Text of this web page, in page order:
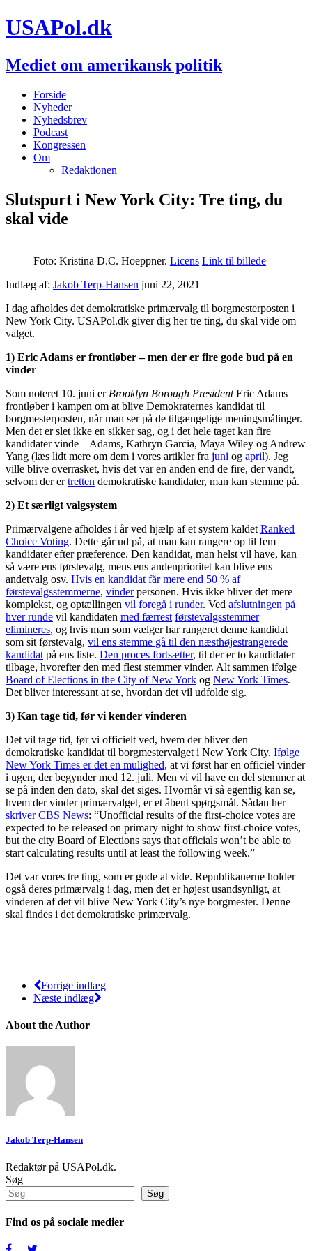
USAPol.dk
Mediet om amerikansk politik
Forside
Nyheder
Nyhedsbrev
Podcast
Kongressen
Om
Redaktionen
Slutspurt i New York City: Tre ting, du
skal vide
Foto: Kristina D.C. Hoeppner. Licens Link til billede
Indlæg af: Jakob Terp-Hansen juni 22, 2021
I dag afholdes det demokratiske primærvalg til borgmesterposten i
New York City. USAPol.dk giver dig her tre ting, du skal vide om
valget.
1) Eric Adams er frontløber – men der er fire gode bud på en
vinder
Som noteret 10. juni er Brooklyn Borough PresidentEric Adams
frontløber i kampen om at blive Demokraternes kandidat til
borgmesterposten, når man ser på de tilgængelige meningsmålinger.
Men det er slet ikke en sikker sag, og i det hele taget kan fire
kandidater vinde – Adams, Kathryn Garcia, Maya Wiley og Andrew
Yang (læs lidt mere om dem i vores artikler fra juni og april). Jeg
ville blive overrasket, hvis det var en anden end de fire, der vandt,
selvom der ertretten demokratiske kandidater, man kan stemme på.
2) Et særligt valgsystem
Primærvalgene afholdes i år ved hjælp af et system kaldet Ranked
Choice Voting. Dette går ud på, at man kan rangere op til fem
kandidater efter præference. Den kandidat, man helst vil have, kan
så være ens førstevalg, mens ens andenprioritet kan blive ens
andetvalg osv. Hvis en kandidat får mere end 50 % af
førstevalgsstemmerne, vinderpersonen. Hvis ikke bliver det mere
komplekst, og optællingen vil foregå i runder. Ved afslutningen på
hver runde vil kandidaten med færrest førstevalgsstemmer
elimineres, og hvis man som vælger har rangeret denne kandidat
som sit førstevalg, vil ens stemme gå til den næsthøjestrangerede
kandidat på ens liste. Den proces fortsætter, til der er to kandidater
tilbage, hvorefter den med flest stemmer vinder. Alt sammen ifølge
Board of Elections in the City of New York og New York Times.
Det bliver interessant at se, hvordan det vil udfolde sig.
3) Kan tage tid, før vi kender vinderen
Det vil tage tid, før vi officielt ved, hvem der bliver den
demokratiske kandidat til borgmestervalget i New York City. Ifølge
New York Times er det en mulighed, at vi først har en officiel vinder
i ugen, der begynder med 12. juli. Men vi vil have en del stemmer at
se på inden den dato, skal det siges. Hvornår vi så egentlig kan se,
hvem der vinder primærvalget, er et åbent spørgsmål. Sådan her
skriver CBS News: “Unofficial results of the first-choice votes are
expected to be released on primary night to show first-choice votes,
but the city Board of Elections says that officials won’t be able to
start calculating results until at least the following week.”
Det var vores tre ting, som er gode at vide. Republikanerne holder
også deres primærvalg i dag, men det er højest usandsynligt, at
vinderen af det vil blive New York City’s nye borgmester. Denne
skal findes i det demokratiske primærvalg.
Forrige indlæg
Næste indlæg
About the Author
Jakob Terp-Hansen
Redaktør på USAPol.dk.
Søg
Søg
Find os på sociale medier